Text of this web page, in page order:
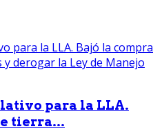
para la LLA.
tierra...